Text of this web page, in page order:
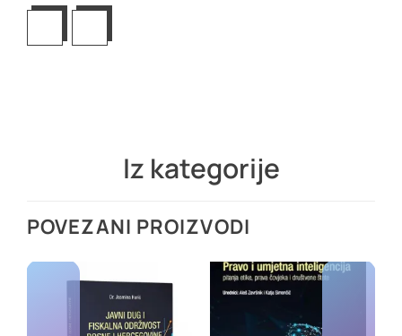
Iz kategorije
POVEZANI PROIZVODI